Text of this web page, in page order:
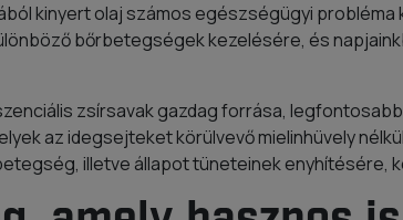
kinyert olaj számos egészségügyi
bőrbetegségek kezelésére, és
zsírsavak gazdag forrása,
az idegsejteket körülvevő mielinhüvely
illetve állapot tüneteinek enyhítésére,